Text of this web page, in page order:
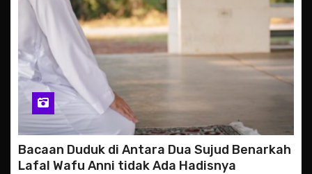
Bacaan Duduk di Antara Dua Sujud Benarkah
Lafal Wafu Anni tidak Ada Hadisnya